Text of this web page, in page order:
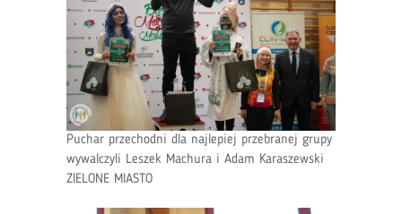
Puchar przechodni dla najlepiej przebranej grupy
wywalczyli Leszek Machura i Adam Karaszewski
ZIELONE MIASTO